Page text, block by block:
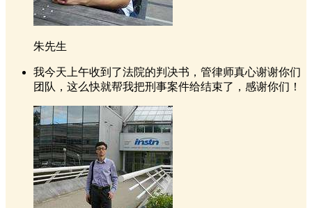
朱先生
我今天上午收到了法院的判决书，管律师真心谢谢你们
团队，这么快就帮我把刑事案件给结束了，感谢你们！